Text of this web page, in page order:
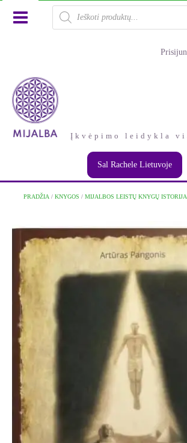
Products
search
Įkvėpimo leidykla
Sal Rachele Lietuvoje
PRADŽIA / KNYGOS / MIJALBOS LEISTŲ KNYGŲ ISTORIJA